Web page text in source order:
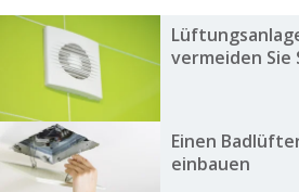
vermeiden Sie
Einen
einbauen